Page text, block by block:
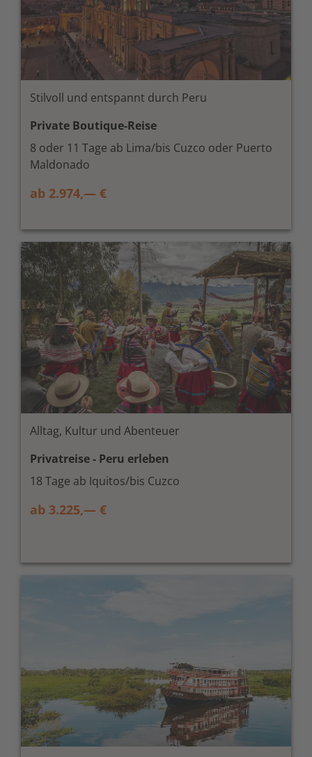
Stilvoll und entspannt durch Peru
Private Boutique-Reise
8 oder 11 Tage ab Lima/bis Cuzco oder Puerto
Maldonado
ab 2.974,— €
Alltag, Kultur und Abenteuer
Privatreise - Peru erleben
18 Tage ab Iquitos/bis Cuzco
ab 3.225,— €